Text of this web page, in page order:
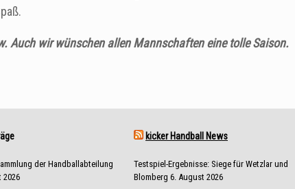
Auch wir wünschen allen Mannschaften eine tolle Saison.
der Handballabteilung
2026
kicker Handball News
Testspiel-Ergebnisse: Siege für Wetzlar und
Blomberg 6. August 2026